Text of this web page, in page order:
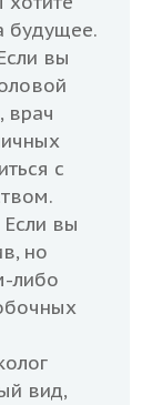
будущее.
вы
врач
с
вы
но
либо
вид,